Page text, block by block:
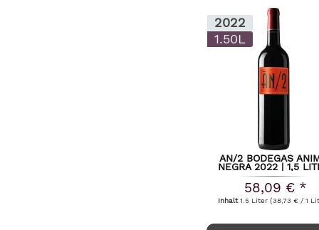
2022
1.50L
AN/2 BODEGAS
NEGRA 2022 | 1,5
58,09 € *
Inhalt1.5 Liter (38,73 € / 1